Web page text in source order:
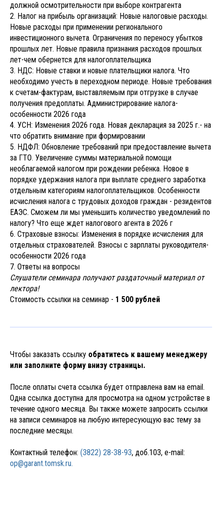
должной осмотрительности при выборе контрагента
2. Налог на прибыль организаций: Новые налоговые расходы.
Новые расходы при применении регионального
инвестиционного вычета. Ограничения по переносу убытков
прошлых лет. Новые правила признания расходов прошлых
лет-чем обернется для налогоплательщика
3. НДС: Новые ставки и новые плательщики налога. Что
необходимо учесть в переходном периоде. Новые требования
к счетам-фактурам, выставляемым при отгрузке в случае
получения предоплаты. Администрирование налога-
особенности 2026 года
4. УСН: Изменения 2026 года. Новая декларация за 2025 г.- на
что обратить внимание при формировании
5. НДФЛ: Обновление требований при предоставление вычета
за ГТО. Увеличение суммы материальной помощи
необлагаемой налогом при рождении ребенка. Новое в
порядке удержания налога при выплате среднего заработка
отдельным категориям налогоплательщиков. Особенности
исчисления налога с трудовых доходов граждан - резидентов
ЕАЭС. Сможем ли мы уменьшить количество уведомлений по
налогу? Что еще ждет налогового агента в 2026 г
6. Страховые взносы: Изменения в порядке исчисления для
отдельных страхователей. Взносы с зарплаты руководителя-
особенности 2026 года
7. Ответы на вопросы
Слушатели семинара получают раздаточный материал от
лектора!
Стоимость ссылки на семинар - 1 500 рублей
Чтобы заказать ссылку обратитесь к вашему менеджеру
или заполните форму внизу страницы.
После оплаты счета ссылка будет отправлена вам на email.
Одна ссылка доступна для просмотра на одном устройстве в
течение одного месяца. Вы также можете запросить ссылки
на записи семинаров на любую интересующую вас тему за
последние месяцы.
Контактный телефон: (3822) 28-38-93, доб.103, e-mail:
op@garant.tomsk.ru.